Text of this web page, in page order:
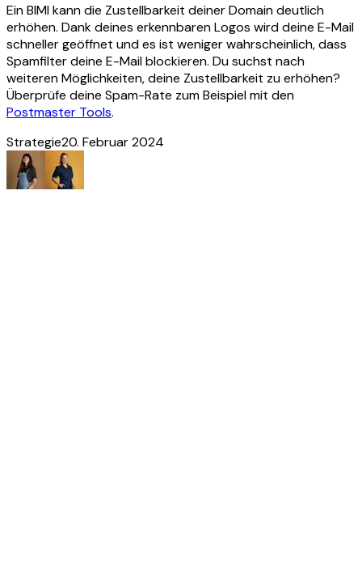
Ein BIMI kann die Zustellbarkeit deiner Domain deutlich
erhöhen. Dank deines erkennbaren Logos wird deine E-Mail
schneller geöffnet und es ist weniger wahrscheinlich, dass
Spamfilter deine E-Mail blockieren. Du suchst nach
weiteren Möglichkeiten, deine Zustellbarkeit zu erhöhen?
Überprüfe deine Spam-Rate zum Beispiel mit den
Postmaster Tools.
Strategie20. Februar 2024